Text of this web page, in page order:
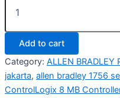
Add to cart
Category: ALLEN BRADLEY
jakarta, allen bradley 1756
ControlLogix 8 MB